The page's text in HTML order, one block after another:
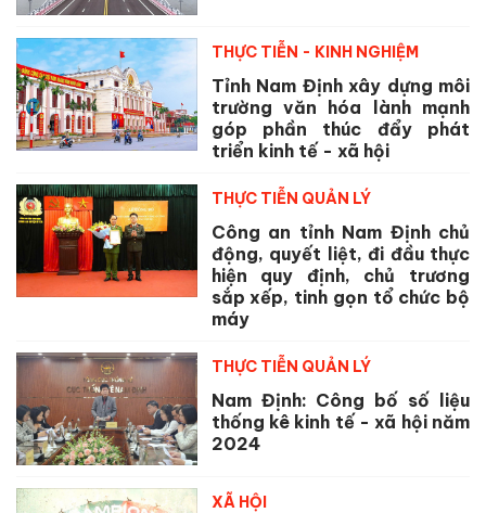
THỰC TIỄN - KINH NGHIỆM
Tỉnh Nam Định xây dựng môi
trường văn hóa lành mạnh
góp phần thúc đẩy phát
triển kinh tế - xã hội
THỰC TIỄN QUẢN LÝ
Công an tỉnh Nam Định chủ
động, quyết liệt, đi đầu thực
hiện quy định, chủ trương
sắp xếp, tinh gọn tổ chức bộ
máy
THỰC TIỄN QUẢN LÝ
Nam Định: Công bố số liệu
thống kê kinh tế - xã hội năm
2024
XÃ HỘI